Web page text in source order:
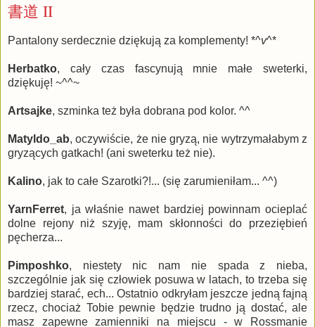
書道 II
Pantalony serdecznie dziękują za komplementy! *^v^*
Herbatko, cały czas fascynują mnie małe sweterki,
dziękuję! ~^^~
Artsajke, szminka też była dobrana pod kolor. ^^
Matyldo_ab, oczywiście, że nie gryzą, nie wytrzymałabym z
gryzących gatkach! (ani sweterku też nie).
Kalino, jak to całe Szarotki?!... (się zarumieniłam... ^^)
YarnFerret, ja właśnie nawet bardziej powinnam ocieplać
dolne rejony niż szyję, mam skłonności do przeziębień
pęcherza...
Pimposhko, niestety nic nam nie spada z nieba,
szczególnie jak się człowiek posuwa w latach, to trzeba się
bardziej starać, ech... Ostatnio odkryłam jeszcze jedną fajną
rzecz, chociaż Tobie pewnie będzie trudno ją dostać, ale
masz zapewne zamienniki na miejscu - w Rossmanie